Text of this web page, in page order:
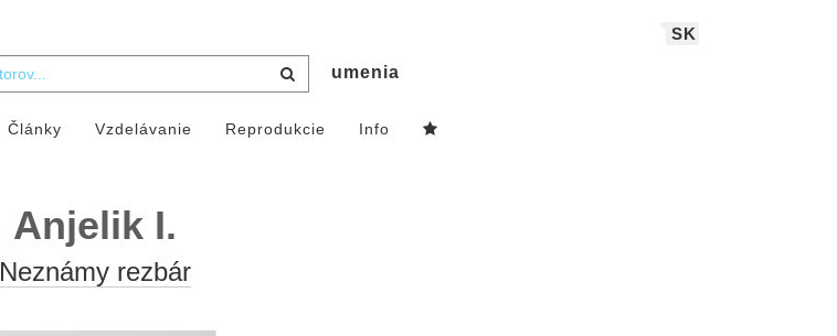
SK
umenia
Články Vzdelávanie Reprodukcie Info
Anjelik I.
Neznámy rezbár